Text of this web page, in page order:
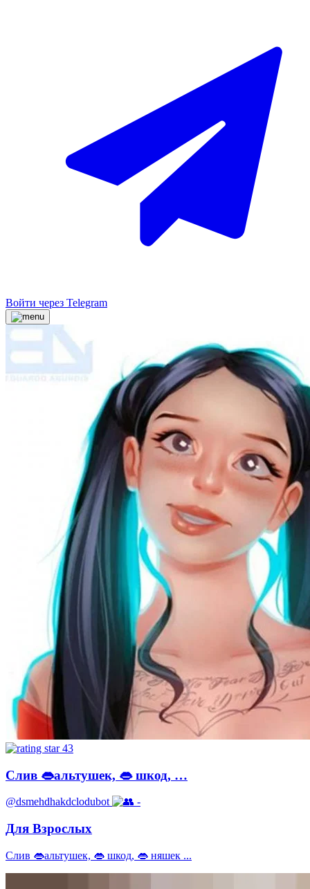
Войти через Telegram
43
Слив 👄альтушек, 👄 шкод, …
@dsmehdhakdclodubot -
Для Взрослых
Слив 👄альтушек, 👄 шкод, 👄 няшек ...